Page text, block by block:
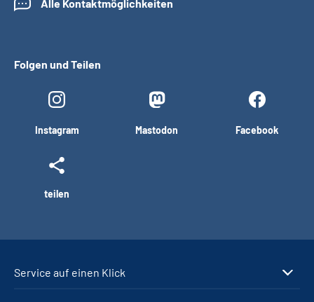
Alle Kontaktmöglichkeiten
Folgen und Teilen
Instagram Mastodon Facebook
teilen
Service auf einen Klick